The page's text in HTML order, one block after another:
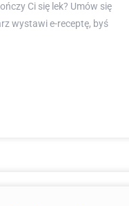
Ci się lek? Umów się
wystawi e-receptę, byś